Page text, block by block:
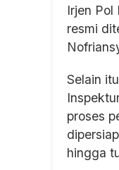
Irjen Pol
resmi
Selain
proses
hingga